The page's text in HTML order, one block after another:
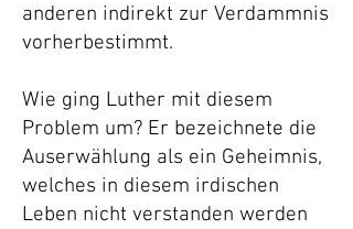
anderen indirekt zur Verdammnis
vorherbestimmt.
Wie ging Luther mit diesem
Problem um? Er bezeichnete die
Auserwählung als ein Geheimnis,
welches in diesem irdischen
Leben nicht verstanden werden